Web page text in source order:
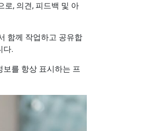
로, 의견, 피드백 및 아
함께 작업하고 공유합
다.
를 항상 표시하는 프